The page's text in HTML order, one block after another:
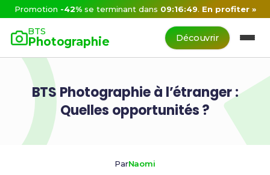
Promotion -42%se terminant dans 09:16:48. En profiter »
BTS
Photographie Découvrir
BTS Photographie à l’étranger :
Quelles opportunités ?
ParNaomi